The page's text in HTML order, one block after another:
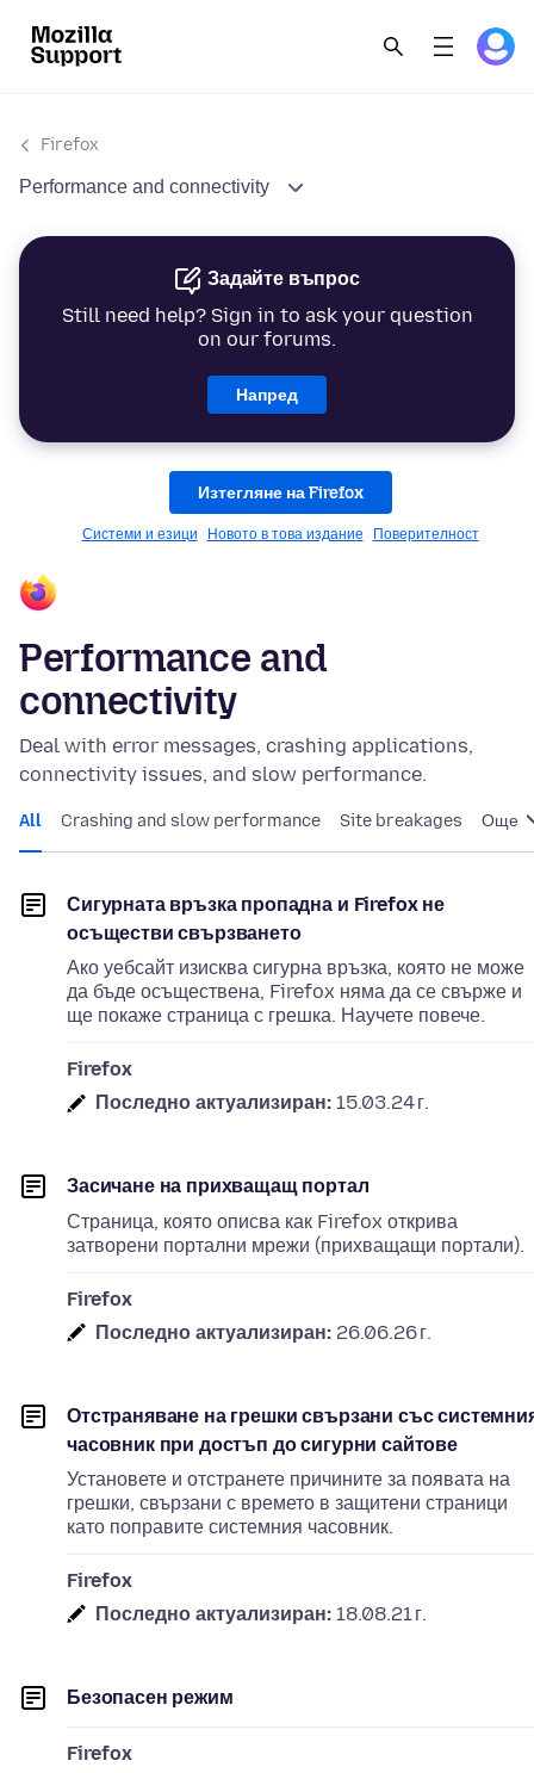
Firefox
Performance and connectivity
Задайте въпрос
Still need help? Sign in to ask your question
on our forums.
Напред
Изтегляне на Firefox
Системи и езици Новото в това издание Поверителност
Performance and
connectivity
Deal with error messages, crashing applications,
connectivity issues, and slow performance.
All Crashing and slow performance Site breakages Още
Сигурната връзка пропадна и Firefox не
осъществи свързването
Ако уебсайт изисква сигурна връзка, която не може
да бъде осъществена, Firefox няма да се свърже и
ще покаже страница с грешка. Научете повече.
Firefox
Последно актуализиран: 15.03.24 г.
Засичане на прихващащ портал
Страница, която описва как Firefox открива
затворени портални мрежи (прихващащи портали).
Firefox
Последно актуализиран: 26.06.26 г.
Отстраняване на грешки свързани със
часовник при достъп до сигурни сайтове
Установете и отстранете причините за появата на
грешки, свързани с времето в защитени страници
като поправите системния часовник.
Firefox
Последно актуализиран: 18.08.21 г.
Безопасен режим
Firefox